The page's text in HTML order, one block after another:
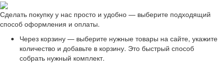
Сделать покупку у нас просто и удобно — выберите подходящий
способ оформления и оплаты.
Через корзину — выберите нужные товары на сайте, укажите
количество и добавьте в корзину. Это быстрый способ
собрать нужный комплект.